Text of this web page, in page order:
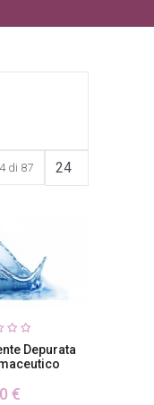
di 87
Depurata
€